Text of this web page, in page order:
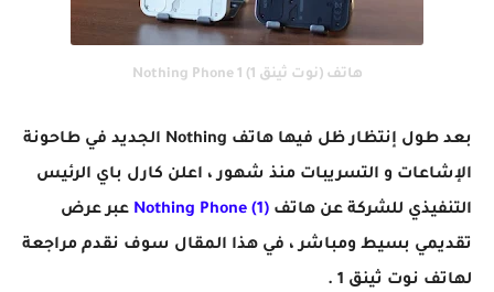
هاتف (نوت ثينق 1) Nothing Phone 1
بعد طول إنتظار ظل فيها هاتف Nothing الجديد في طاحونة
الإشاعات و التسريبات منذ شهور ، اعلن كارل باي الرئيس
التنفيذي للشركة عن هاتف Nothing Phone (1) عبر عرض
تقديمي بسيط ومباشر ، في هذا المقال سوف نقدم مراجعة
لهاتف نوت ثينق 1 .